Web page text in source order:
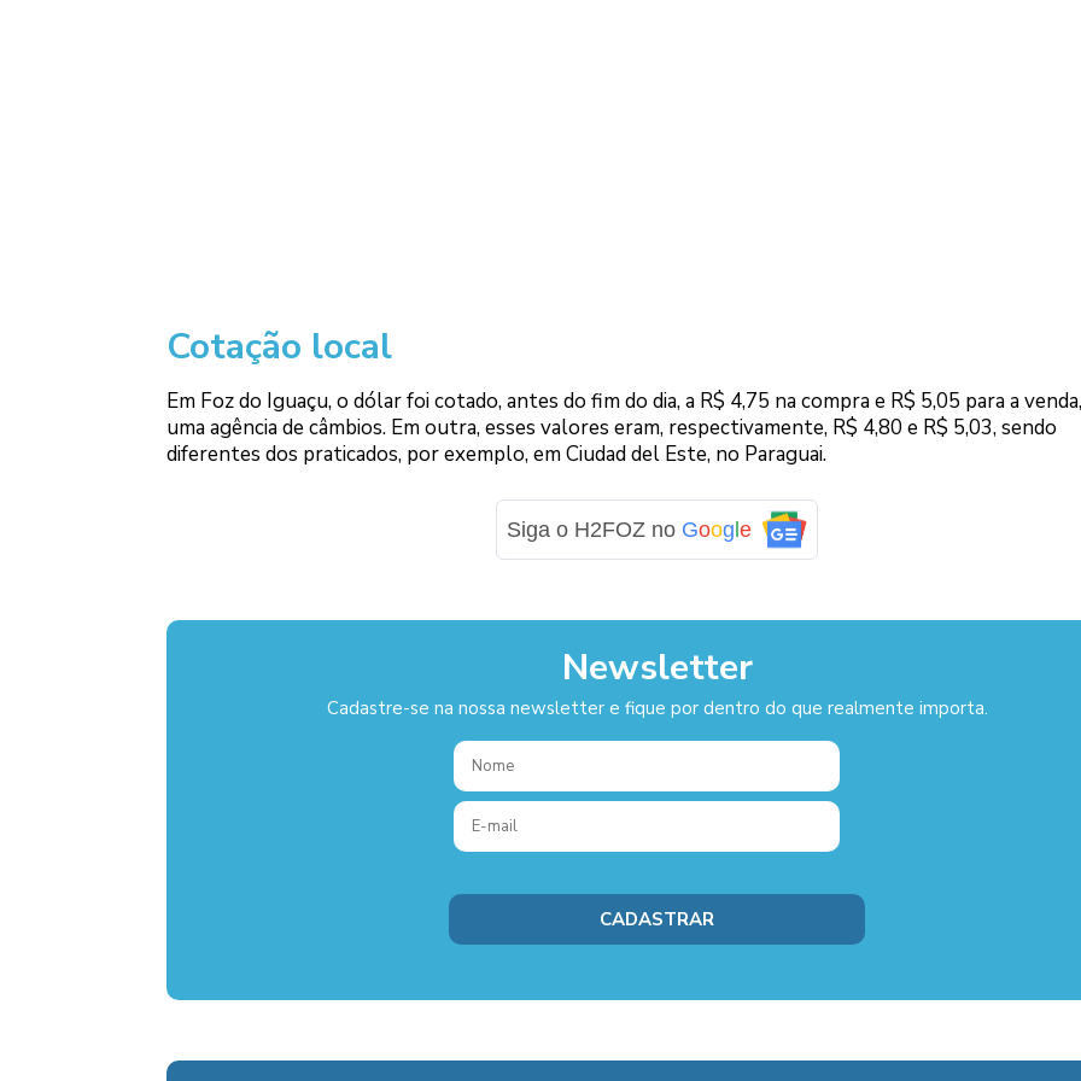
Cotação local
Em Foz do Iguaçu, o dólar foi cotado, antes do fim do dia, a R$ 4,75 na compra e R$ 5,05 para a
uma agência de câmbios. Em outra, esses valores eram, respectivamente, R$ 4,80 e R$ 5,03, sendo
diferentes dos praticados, por exemplo, em Ciudad del Este, no Paraguai.
Siga o H2FOZ no Google
Newsletter
Cadastre-se na nossa newsletter e fique por dentro do que realmente importa.